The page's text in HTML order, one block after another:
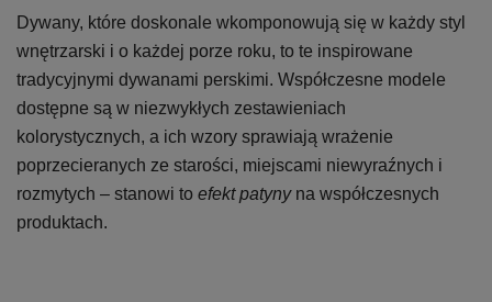
Dywany, które doskonale wkomponowują się w każdy styl
wnętrzarski i o każdej porze roku, to te inspirowane
tradycyjnymi dywanami perskimi. Współczesne modele
dostępne są w niezwykłych zestawieniach
kolorystycznych, a ich wzory sprawiają wrażenie
poprzecieranych ze starości, miejscami niewyraźnych i
rozmytych – stanowi to efekt patynyna współczesnych
produktach.